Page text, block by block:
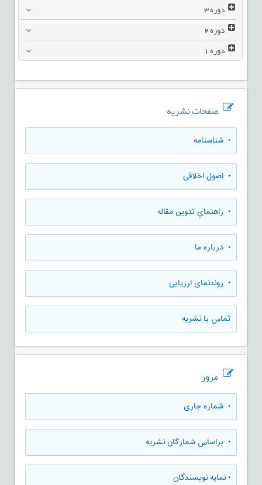
دوره3
دوره2
دوره1
صفحات نشریه
• شناسنامه
• اصول اخلاقی
• راهنماي تدوين مقاله
• درباره ما
• روندنمای ارزيابی
تماس با نشریه
مرور
• شماره جاری
• براساس شمارگان نشریه
•نمایه نویسندگان